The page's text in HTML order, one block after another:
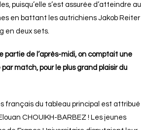
puisqu’elle s’est assurée d’atteindre au
en battant les autrichiens Jakob Reiter
en deux sets.
partie de l’après-midi, on comptait une
match, pour le plus grand plaisir du
français du tableau principal est attribué
CHOUIKH-BARBEZ ! Les jeunes